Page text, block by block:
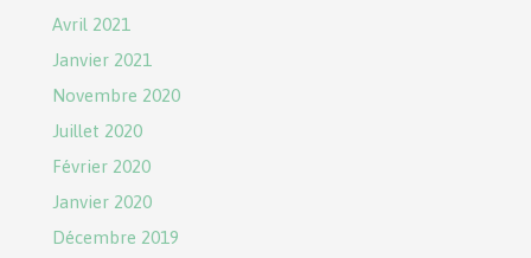
Avril 2021
Janvier 2021
Novembre 2020
Juillet 2020
Février 2020
Janvier 2020
Décembre 2019